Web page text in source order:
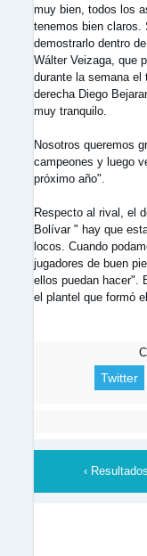
muy bien, todos los
tenemos bien claros.
demostrarlo dentro
Wálter Veizaga, que
durante la semana
derecha Diego
muy tranquilo.
Nosotros queremos
campeones y luego
próximo año".
Respecto al rival, el
Bolívar " hay que
locos. Cuando
jugadores de buen
ellos puedan hacer".
el plantel que formó
Twitter
‹ Resultados